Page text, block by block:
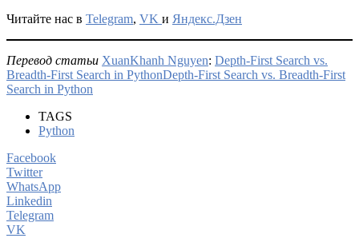
Читайте нас в Telegram, VK и Яндекс.Дзен
Перевод статьи XuanKhanh Nguyen: Depth-First Search vs.
Breadth-First Search in PythonDepth-First Search vs. Breadth-First
Search in Python
TAGS
Python
Facebook
Twitter
WhatsApp
Linkedin
Telegram
VK